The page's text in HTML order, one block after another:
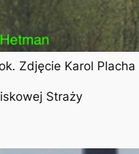
Zdjęcie Karol
Straży